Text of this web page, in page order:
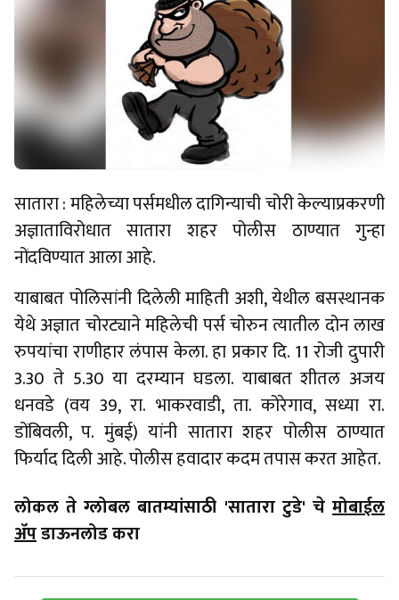
सातारा : महिलेच्या पर्समधील दागिन्याची चोरी केल्याप्रकरणी
अज्ञाताविरोधात सातारा शहर पोलीस ठाण्यात गुन्हा
नोंदविण्यात आला आहे.
याबाबत पोलिसांनी दिलेली माहिती अशी, येथील बसस्थानक
येथे अज्ञात चोरट्याने महिलेची पर्स चोरुन त्यातील दोन लाख
रुपयांचा राणीहार लंपास केला. हा प्रकार दि. 11 रोजी दुपारी
3.30 ते 5.30 या दरम्यान घडला. याबाबत शीतल अजय
धनवडे (वय 39, रा. भाकरवाडी, ता. कोरेगाव, सध्या रा.
डोंबिवली, प. मुंबई) यांनी सातारा शहर पोलीस ठाण्यात
फिर्याद दिली आहे. पोलीस हवादार कदम तपास करत आहेत.
लोकल ते ग्लोबल बातम्यांसाठी 'सातारा टुडे' चे मोबाईल
ॲपडाऊनलोड करा